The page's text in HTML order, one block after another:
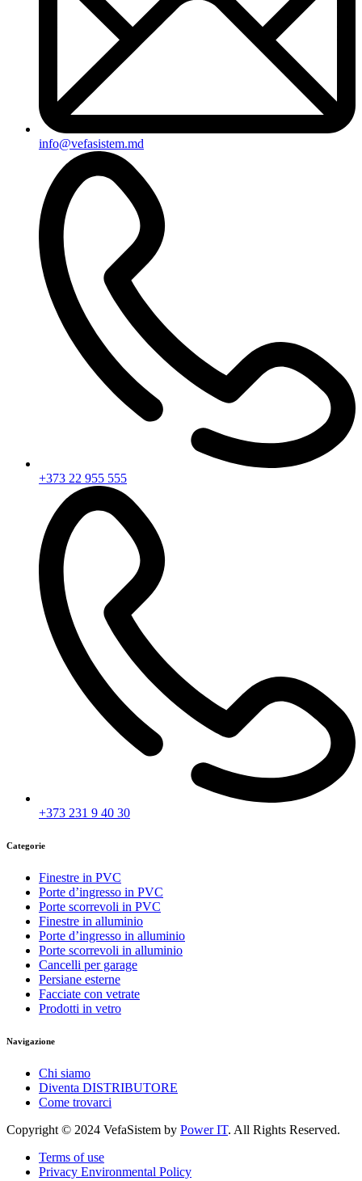
info@vefasistem.md
+373 22 955 555
+373 231 9 40 30
Categorie
Finestre in PVC
Porte d’ingresso in PVC
Porte scorrevoli in PVC
Finestre in alluminio
Porte d’ingresso in alluminio
Porte scorrevoli in alluminio
Cancelli per garage
Persiane esterne
Facciate con vetrate
Prodotti in vetro
Navigazione
Chi siamo
Diventa DISTRIBUTORE
Come trovarci
Copyright © 2024 VefaSistem by Power IT. All Rights Reserved.
Terms of use
Privacy Environmental Policy